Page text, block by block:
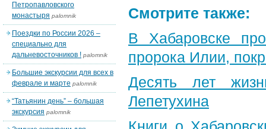
Смотрите также:
В Хабаровске
пророка Илии,
Десять лет
Лепетухина
Петропавловского
монастыря palomnik
Поездки по России 2026 –
специально для
дальневосточников ! palomnik
Большие экскурсии для всех в
феврале и марте palomnik
“Татьянин день” – большая
экскурсия palomnik